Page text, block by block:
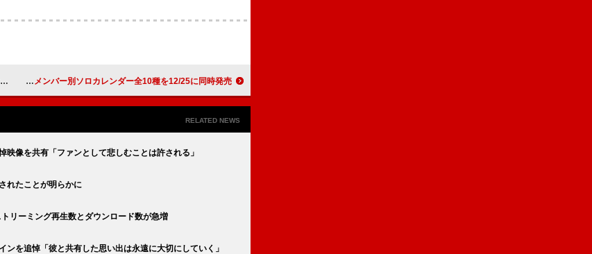
私立恵比寿中学、初となるメンバー別ソロカレンダー全10種を12/25に同時発売
RELATED NEWS
像を共有「ファンとして悲しむことは許される」
れたことが明らかに
リーミング再生数とダウンロード数が急増
を追悼「彼と共有した思い出は永遠に大切にしていく」